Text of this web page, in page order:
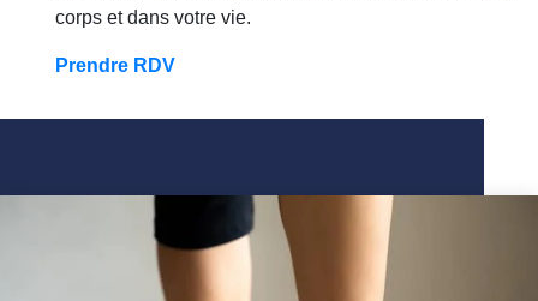
corps et dans votre vie.
Prendre RDV